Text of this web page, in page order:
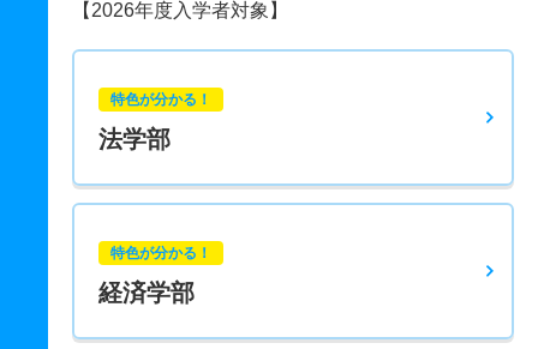
【2026年度入学者対象】
特色が分かる！
法学部
特色が分かる！
経済学部